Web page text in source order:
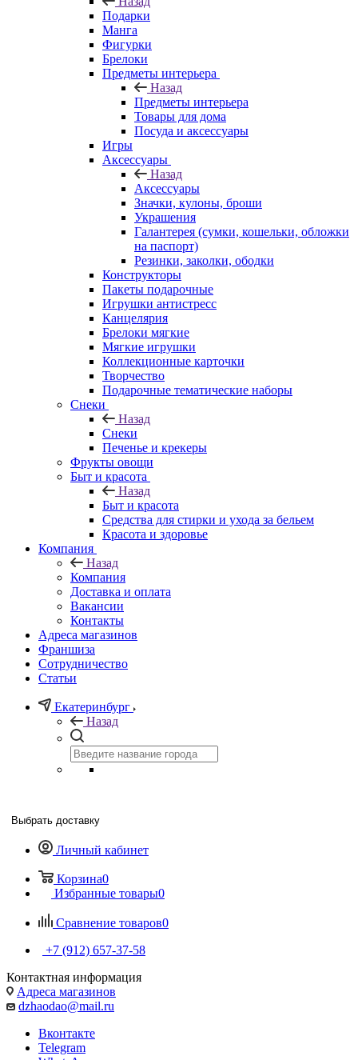
Подарки
Манга
Фигурки
Брелоки
Предметы интерьера
Назад
Предметы интерьера
Товары для дома
Посуда и аксессуары
Игры
Аксессуары
Назад
Аксессуары
Значки, кулоны, броши
Украшения
Галантерея (сумки, кошельки, обложки
на паспорт)
Резинки, заколки, ободки
Конструкторы
Пакеты подарочные
Игрушки антистресс
Канцелярия
Брелоки мягкие
Мягкие игрушки
Коллекционные карточки
Творчество
Подарочные тематические наборы
Снеки
Назад
Снеки
Печенье и крекеры
Фрукты овощи
Быт и красота
Назад
Быт и красота
Средства для стирки и ухода за бельем
Красота и здоровье
Компания
Назад
Компания
Доставка и оплата
Вакансии
Контакты
Адреса магазинов
Франшиза
Сотрудничество
Статьи
Екатеринбург
Назад
Выбрать доставку
Личный кабинет
Корзина0
Избранные товары0
Сравнение товаров0
+7 (912) 657-37-58
Контактная информация
Адреса магазинов
dzhaodao@mail.ru
Вконтакте
Telegram